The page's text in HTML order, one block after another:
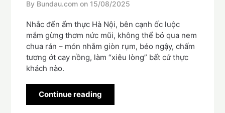
By Bundau.com on 15/08/2025
Nhắc đến ẩm thực Hà Nội, bên cạnh ốc luộc
mắm gừng thơm nức mũi, không thể bỏ qua nem
chua rán – món nhắm giòn rụm, béo ngậy, chấm
tương ớt cay nồng, làm “xiêu lòng” bất cứ thực
khách nào.
Continue reading